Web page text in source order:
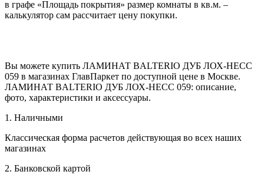
в графе «Площадь покрытия» размер комнаты в кв.м. –
калькулятор сам рассчитает цену покупки.
Вы можете купить ЛАМИНАТ BALTERIO ДУБ ЛОХ-НЕСС
059 в магазинах ГлавПаркет по доступной цене в Москве.
ЛАМИНАТ BALTERIO ДУБ ЛОХ-НЕСС 059: описание,
фото, характеристики и аксессуары.
1. Наличными
Классическая форма расчетов действующая во всех наших
магазинах
2. Банковской картой